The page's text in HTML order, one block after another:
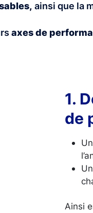
ainsi que la
axes de
1.
de
Ainsi